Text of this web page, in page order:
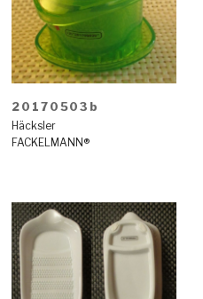
20170503b
Häcksler
FACKELMANN®